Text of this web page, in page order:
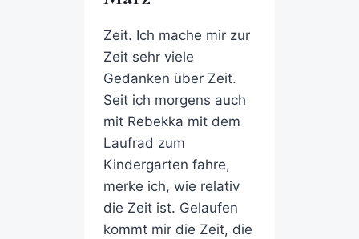
Zeit. Ich mache mir zur
Zeit sehr viele
Gedanken über Zeit.
Seit ich morgens auch
mit Rebekka mit dem
Laufrad zum
Kindergarten fahre,
merke ich, wie relativ
die Zeit ist. Gelaufen
kommt mir die Zeit, die